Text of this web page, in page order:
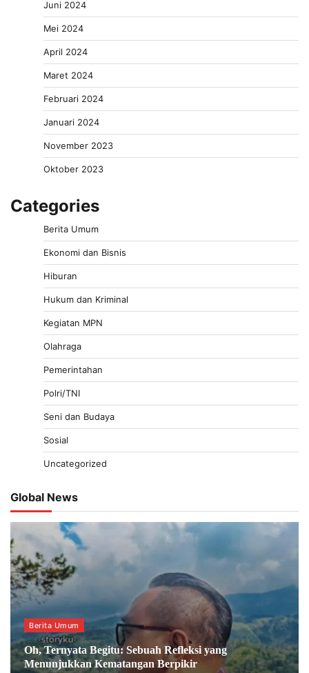
Juni 2024
Mei 2024
April 2024
Maret 2024
Februari 2024
Januari 2024
November 2023
Oktober 2023
Categories
Berita Umum
Ekonomi dan Bisnis
Hiburan
Hukum dan Kriminal
Kegiatan MPN
Olahraga
Pemerintahan
Polri/TNI
Seni dan Budaya
Sosial
Uncategorized
Global News
Berita Umum
Oh, Ternyata Begitu: Sebuah Refleksi yang
Menunjukkan Kematangan Berpikir